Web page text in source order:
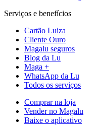
Serviços e benefícios
Cartão Luiza
Cliente Ouro
Magalu seguros
Blog da Lu
Maga +
WhatsApp da Lu
Todos os serviços
Comprar na loja
Vender no Magalu
Baixe o aplicativo